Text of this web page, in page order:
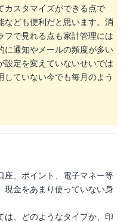
カスタマイズができる点で
なども便利だと思います。消
フで見れる点も家計管理には
に通知やメールの頻度が多い
設定を変えていないせいでは
していない今でも毎月のよう
座、ポイント、電子マネー等
現金をあまり使っていない身
は、どのようなタイプか、印